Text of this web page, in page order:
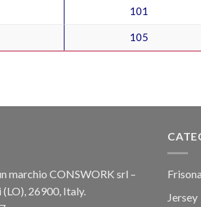
101
105
marchio CONSWORK srl –
26900, Italy.
Frisona
Jersey